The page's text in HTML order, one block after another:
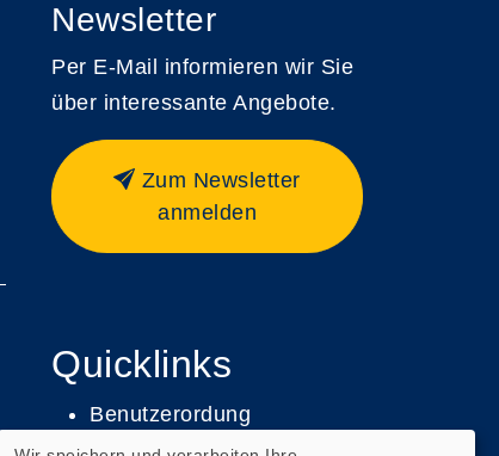
Newsletter
Per E-Mail informieren wir Sie
über interessante Angebote.
Zum Newsletter
anmelden
Quicklinks
Benutzerordung